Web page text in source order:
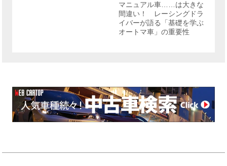
マニュアル車……は大きな
間違い！ レーシングドラ
イバーが語る「基礎を学ぶ
オートマ車」の重要性